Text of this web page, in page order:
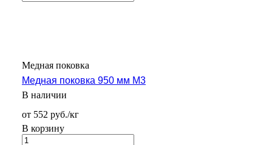
Медная поковка
Медная поковка 950 мм М3
В наличии
от 552 руб./кг
В корзину